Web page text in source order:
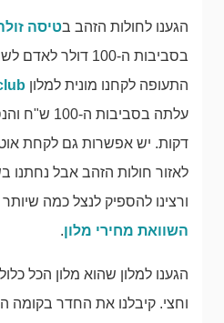
הגענו לחולות הזהב בטיסה
בסביבות ה-100 דולר
התעופה לקחנו מונית למלון
דקות. יש אפשרות גם לקחת
לאזור חולות הזהב אבל
ורצינו להספיק לנצל כמה
השוואת מחירי מלון.
הגענו למלון שהוא מלון הכל
וחצי. קיבלנו את החדר בקומה